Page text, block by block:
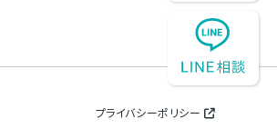
プライバシーポリシー